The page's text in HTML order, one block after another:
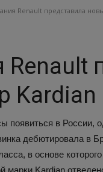
Renault представила
Renault
Kardian
в России,
дебютировала в
в основе
марки Kardian